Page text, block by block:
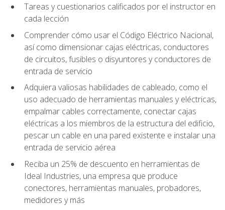
Tareas y cuestionarios calificados por el instructor en
cada lección
Comprender cómo usar el Código Eléctrico Nacional,
así como dimensionar cajas eléctricas, conductores
de circuitos, fusibles o disyuntores y conductores de
entrada de servicio
Adquiera valiosas habilidades de cableado, como el
uso adecuado de herramientas manuales y eléctricas,
empalmar cables correctamente, conectar cajas
eléctricas a los miembros de la estructura del edificio,
pescar un cable en una pared existente e instalar una
entrada de servicio aérea
Reciba un 25% de descuento en herramientas de
Ideal Industries, una empresa que produce
conectores, herramientas manuales, probadores,
medidores y más